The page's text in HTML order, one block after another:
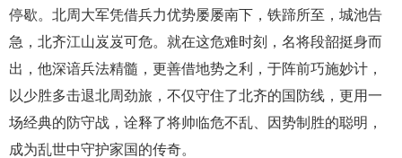
停歇。北周大军凭借兵力优势屡屡南下，铁蹄所至，城池告
急，北齐江山岌岌可危。就在这危难时刻，名将段韶挺身而
出，他深谙兵法精髓，更善借地势之利，于阵前巧施妙计，
以少胜多击退北周劲旅，不仅守住了北齐的国防线，更用一
场经典的防守战，诠释了将帅临危不乱、因势制胜的聪明，
成为乱世中守护家国的传奇。